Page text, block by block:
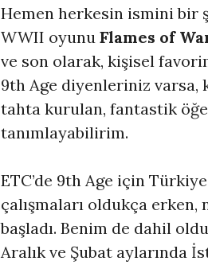
Hemen herkesin ismini bir
WWII oyunu Flames of
ve son olarak, kişisel
9th Age diyenleriniz varsa,
tahta kurulan, fantastik
tanımlayabilirim.
ETC’de 9th Age için
çalışmaları oldukça erken,
başladı. Benim de dahil
Aralık ve Şubat aylarında